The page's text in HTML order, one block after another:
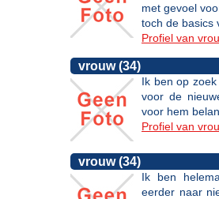
met gevoel
toch de basics
Profiel van
vrouw (34)
Ik ben op
voor de
voor hem
Profiel van
vrouw (34)
Ik ben
eerder naar